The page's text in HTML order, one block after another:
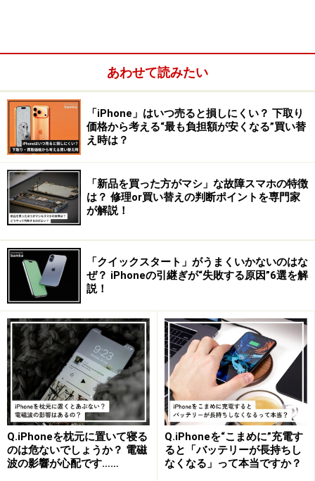
配送修理は、店舗への来店の手間などはありませんが、
交換完了まで長いと7日間～10日間ほど要するとされて
います。また代替機の貸し出しなどもないため、対応期
間中は不便を強いられることが多いです。
一方、非正規の修理店の多くは予約不要で、直接来店で
もバッテリー交換に応じてもらえます。作業時間の短さ
を特徴としているお店も多く、最短30分～1時間ほどで
バッテリー交換が完了するケースも少なくありません。
Apple以外の修理業者を利用する際の「デメ
リット」・「リスク」3選
あわせて読みたい
「iPhone」はいつ売ると損しにくい？ 下取り
価格から考える“最も負担額が安くなる”買い替
え時は？
「新品を買った方がマシ」な故障スマホの特徴
は？ 修理or買い替えの判断ポイントを専門家
が解説！
「クイックスタート」がうまくいかないのはな
ぜ？ iPhoneの引継ぎが“失敗する原因”6選を解
説！
Q.iPhoneを枕元に置いて寝る
のは危ないでしょうか？ 電磁
波の影響が心配です……
Q.iPhoneを“こまめに”充電す
ると「バッテリーが長持ちし
なくなる」って本当ですか？